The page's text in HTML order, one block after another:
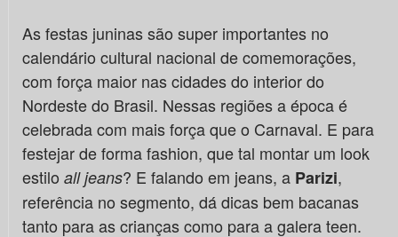
As festas juninas são super importantes no
calendário cultural nacional de comemorações,
com força maior nas cidades do interior do
Nordeste do Brasil. Nessas regiões a época é
celebrada com mais força que o Carnaval. E para
festejar de forma fashion, que tal montar um look
estilo all jeans? E falando em jeans, a Parizi,
referência no segmento, dá dicas bem bacanas
tanto para as crianças como para a galera teen.